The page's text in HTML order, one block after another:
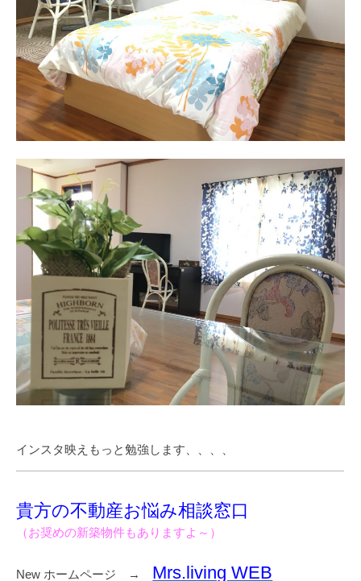
インスタ映えもっと勉強します、、、、
貴方の不動産お悩み相談窓口
（お奨めの新築物件もありますよ～）
New ホームページ → Mrs.living WEB